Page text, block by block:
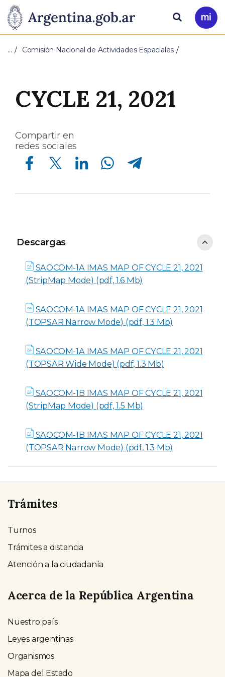
Presidencia
de
Nación
Pasar al contenido principal
Ir
a
Buscar
… Comisión Nacional de Actividades Espaciales
CYCLE 21, 2021
Compartir en
redes sociales
Compartir en Facebook Compartir en Twitter Compartir en Linkedin Compartir en Whatsapp Compartir en Telegram
Descargas
Descargas
SAOCOM-1A IMAS MAP OF CYCLE 21, 2021
(StripMap Mode) (pdf, 1.6 Mb)
SAOCOM-1A IMAS MAP OF CYCLE 21, 2021
(TOPSAR Narrow Mode) (pdf, 1.3 Mb)
SAOCOM-1A IMAS MAP OF CYCLE 21, 2021
(TOPSAR Wide Mode) (pdf, 1.3 Mb)
SAOCOM-1B IMAS MAP OF CYCLE 21, 2021
(StripMap Mode) (pdf, 1.5 Mb)
SAOCOM-1B IMAS MAP OF CYCLE 21, 2021
(TOPSAR Narrow Mode) (pdf, 1.3 Mb)
Trámites
Turnos
Trámites a distancia
Atención a la ciudadanía
Acerca de la República Argentina
Nuestro país
Leyes argentinas
Organismos
Mapa del Estado